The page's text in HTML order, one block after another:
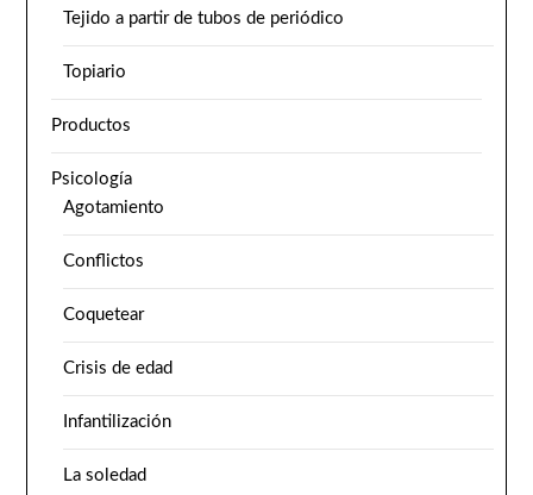
Tejido a partir de tubos de periódico
Topiario
Productos
Psicología
Agotamiento
Conflictos
Coquetear
Crisis de edad
Infantilización
La soledad